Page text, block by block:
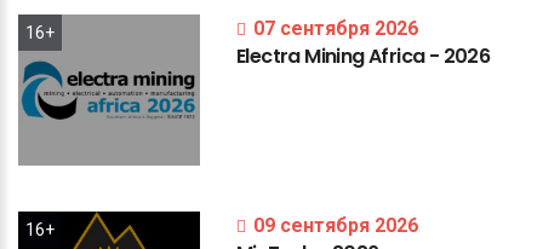
16+ 07 сентября 2026
ElectraMiningAfrica- 2026
16+ 09 сентября 2026